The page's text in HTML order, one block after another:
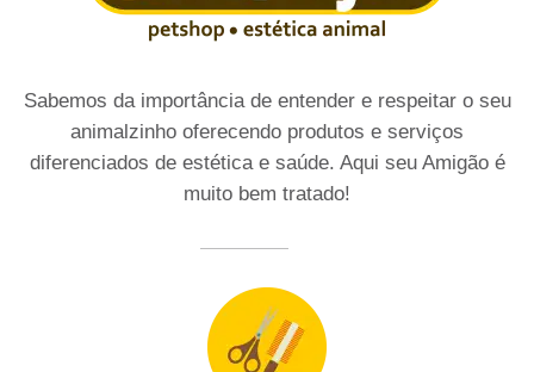
Sabemos da importância de entender e respeitar o seu
animalzinho oferecendo produtos e serviços
diferenciados de estética e saúde. Aqui seu Amigão é
muito bem tratado!